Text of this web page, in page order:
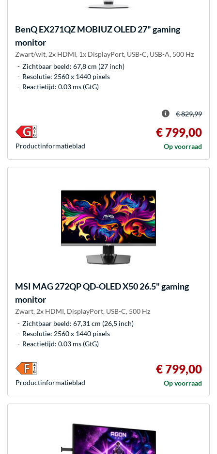
BenQEX271QZ MOBIUZ OLED 27" gaming
monitor
Zwart/wit, 2x HDMI, 1x DisplayPort, USB-C, USB-A, 500 Hz
Zichtbaar beeld: 67,8 cm (27 inch)
Resolutie: 2560 x 1440 pixels
Reactietijd: 0.03 ms (GtG)
€ 829,99
€ 799,00
Op voorraad
Product­informatieblad
MSI MAG 272QP QD-OLED X50 26.5" gaming
monitor
Zwart, 2x HDMI, DisplayPort, USB-C, 500 Hz
Zichtbaar beeld: 67,31 cm (26,5 inch)
Resolutie: 2560 x 1440 pixels
Reactietijd: 0.03 ms (GtG)
€ 799,00
Op voorraad
Product­informatieblad